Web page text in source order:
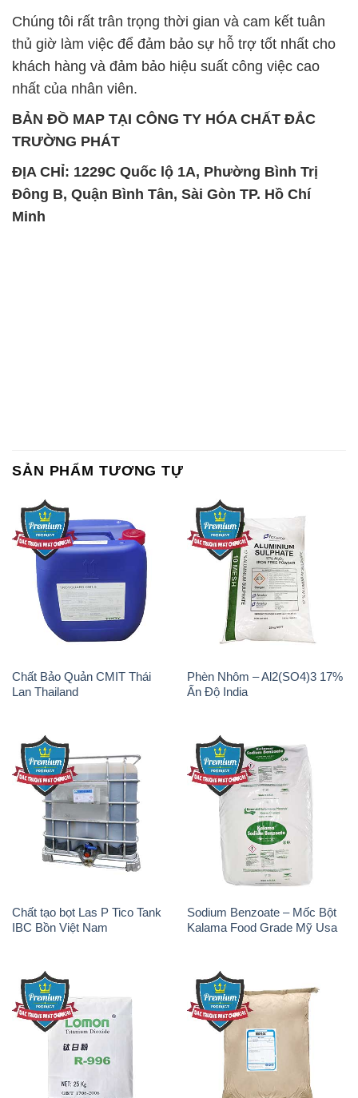
Chúng tôi rất trân trọng thời gian và cam kết tuân
thủ giờ làm việc để đảm bảo sự hỗ trợ tốt nhất cho
khách hàng và đảm bảo hiệu suất công việc cao
nhất của nhân viên.
BẢN ĐỒ MAP TẠI CÔNG TY HÓA CHẤT ĐẮC
TRƯỜNG PHÁT
ĐỊA CHỈ: 1229C Quốc lộ 1A, Phường Bình Trị
Đông B, Quận Bình Tân, Sài Gòn TP. Hồ Chí
Minh
SẢN PHẨM TƯƠNG TỰ
Chất Bảo Quản CMIT Thái
Lan Thailand
Phèn Nhôm – Al2(SO4)3 17%
Ấn Độ India
Chất tạo bọt Las P Tico Tank
IBC Bồn Việt Nam
Sodium Benzoate – Mốc Bột
Kalama Food Grade Mỹ Usa